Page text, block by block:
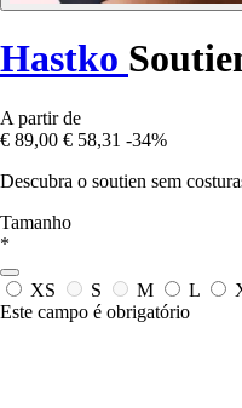
Hastko
A partir de
€ 89,00 € 58,31 -34%
Descubra o soutien sem
Tamanho
*
XS S M L
Este campo é obrigatório